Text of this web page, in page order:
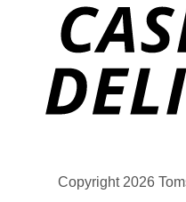
Copyright 2026